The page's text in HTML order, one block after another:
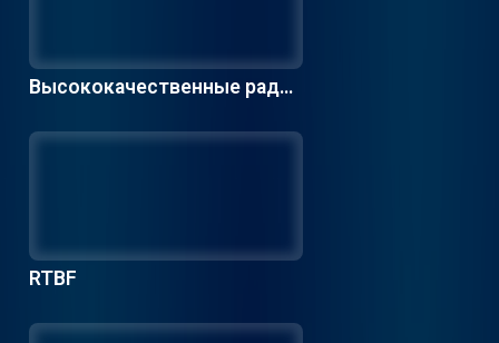
Высококачественные радио
RTBF